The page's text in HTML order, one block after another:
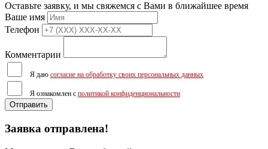
Оставьте заявку, и мы свяжемся с Вами в ближайшее время
Ваше имя
Телефон
Комментарии
Я даю согласие на обработку своих персональных данных
Я ознакомлен с политикой конфиденциональности
Отправить
Заявка отправлена!